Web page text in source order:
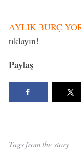
AYLIK BURÇ
tıklayın!
Paylaş
Tags from the story